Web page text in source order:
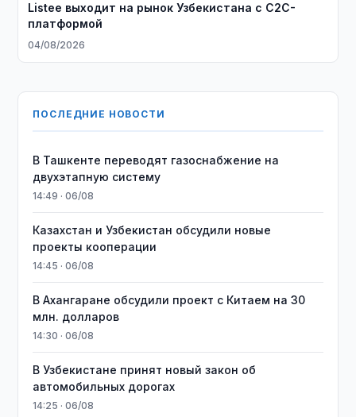
Listee выходит на рынок Узбекистана с C2C-
платформой
04/08/2026
ПОСЛЕДНИЕ НОВОСТИ
В Ташкенте переводят газоснабжение на
двухэтапную систему
14:49 · 06/08
Казахстан и Узбекистан обсудили новые
проекты кооперации
14:45 · 06/08
В Ахангаране обсудили проект с Китаем на 30
млн. долларов
14:30 · 06/08
В Узбекистане принят новый закон об
автомобильных дорогах
14:25 · 06/08